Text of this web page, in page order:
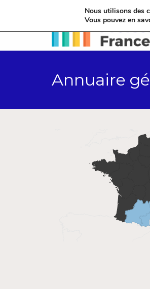
Annuaire
Nous utilisons des
Vous pouvez en